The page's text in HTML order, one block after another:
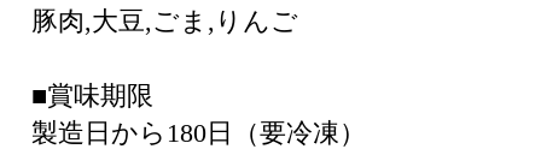
豚肉,大豆,ごま,りんご
■賞味期限
製造日から180日（要冷凍）